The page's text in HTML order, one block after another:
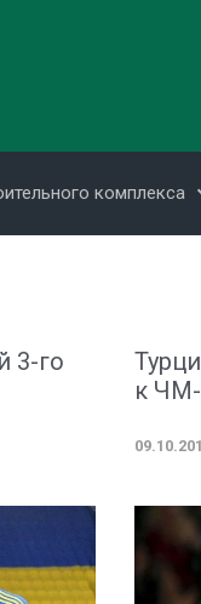
комплекса
3-го
к ЧМ-